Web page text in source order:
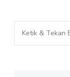
Mencari
Sesuatu?